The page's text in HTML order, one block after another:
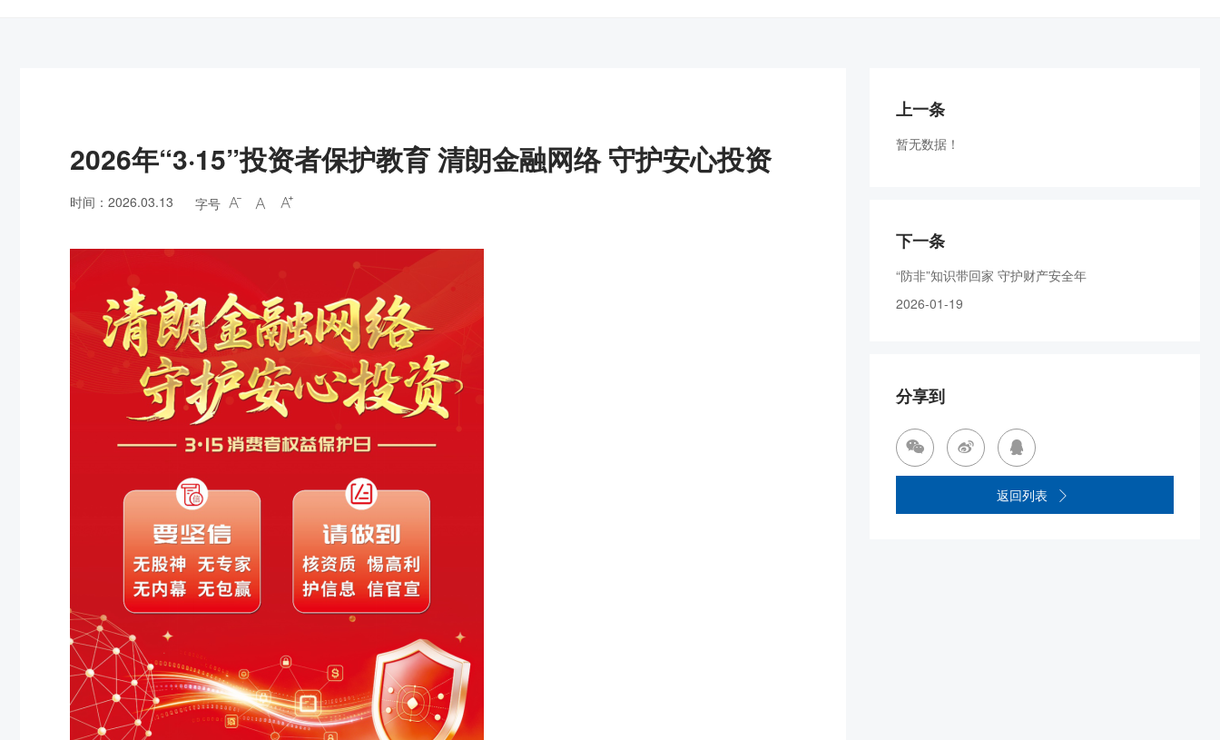
2026年“3·15”投资者保护教育 清朗金融网络 守护安心投资
时间：2026.03.13 字号   
上一条
暂无数据！
下一条
“防非”知识带回家 守护财产安全年
2026-01-19
分享到
  
返回列表 